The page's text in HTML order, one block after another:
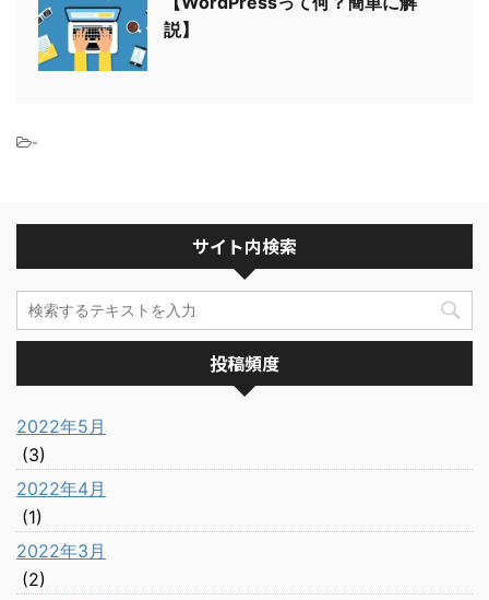
説】
-
サイト内検索
投稿頻度
2022年5月
(3)
2022年4月
(1)
2022年3月
(2)